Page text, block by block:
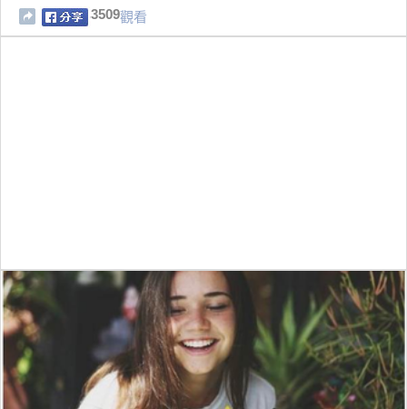
3509觀看